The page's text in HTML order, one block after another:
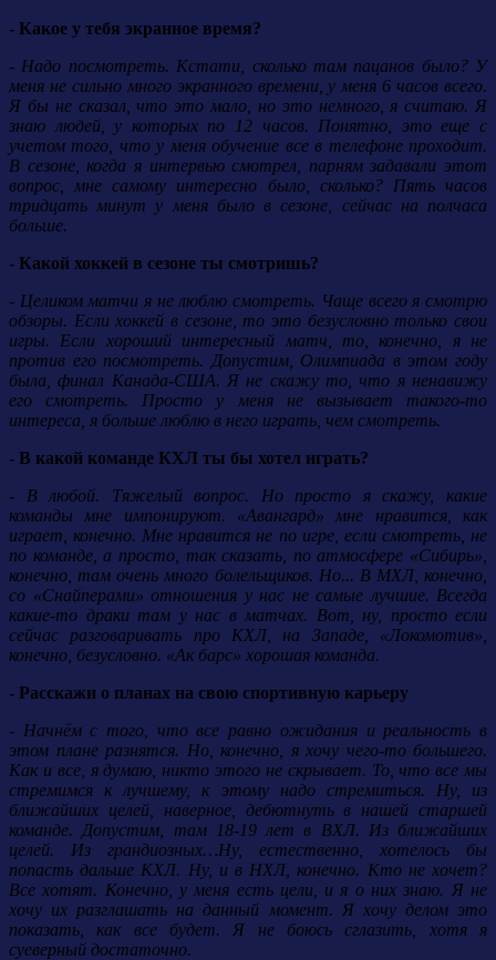
- Какое у тебя экранное время?
- Надо посмотреть. Кстати, сколько там пацанов было? У
меня не сильно много экранного времени, у меня 6 часов всего.
Я бы не сказал, что это мало, но это немного, я считаю. Я
знаю людей, у которых по 12 часов. Понятно, это еще с
учетом того, что у меня обучение все в телефоне проходит.
В сезоне, когда я интервью смотрел, парням задавали этот
вопрос, мне самому интересно было, сколько? Пять часов
тридцать минут у меня было в сезоне, сейчас на полчаса
больше.
- Какой хоккей в сезоне ты смотришь?
- Целиком матчи я не люблю смотреть. Чаще всего я смотрю
обзоры. Если хоккей в сезоне, то это безусловно только свои
игры. Если хороший интересный матч, то, конечно, я не
против его посмотреть. Допустим, Олимпиада в этом году
была, финал Канада-США. Я не скажу то, что я ненавижу
его смотреть. Просто у меня не вызывает такого-то
интереса, я больше люблю в него играть, чем смотреть.
- В какой команде КХЛ ты бы хотел играть?
- В любой. Тяжелый вопрос. Но просто я скажу, какие
команды мне импонируют. «Авангард» мне нравится, как
играет, конечно. Мне нравится не по игре, если смотреть, не
по команде, а просто, так сказать, по атмосфере «Сибирь»,
конечно, там очень много болельщиков. Но... В МХЛ, конечно,
со «Снайперами» отношения у нас не самые лучшие. Всегда
какие-то драки там у нас в матчах. Вот, ну, просто если
сейчас разговаривать про КХЛ, на Западе, «Локомотив»,
конечно, безусловно. «Ак барс» хорошая команда.
- Расскажи о планах на свою спортивную карьеру
- Начнём с того, что все равно ожидания и реальность в
этом плане разнятся. Но, конечно, я хочу чего-то большего.
Как и все, я думаю, никто этого не скрывает. То, что все мы
стремимся к лучшему, к этому надо стремиться. Ну, из
ближайших целей, наверное, дебютнуть в нашей старшей
команде. Допустим, там 18-19 лет в ВХЛ. Из ближайших
целей. Из грандиозных…Ну, естественно, хотелось бы
попасть дальше КХЛ. Ну, и в НХЛ, конечно. Кто не хочет?
Все хотят. Конечно, у меня есть цели, и я о них знаю. Я не
хочу их разглашать на данный момент. Я хочу делом это
показать, как все будет. Я не боюсь сглазить, хотя я
суеверный достаточно.